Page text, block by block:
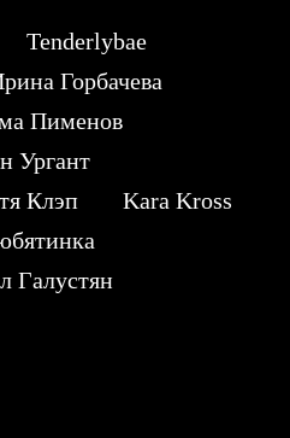
Tenderlybae
Горбачева
Пименов
Ургант
Клэп
Kara Kross
Галустян